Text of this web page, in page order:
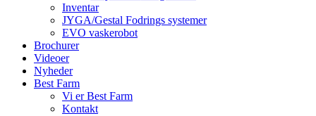
Inventar
JYGA/Gestal Fodrings systemer
EVO vaskerobot
Brochurer
Videoer
Nyheder
Best Farm
Vi er Best Farm
Kontakt